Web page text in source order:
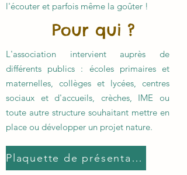
l'écouter et parfois même la goûter !
Pour qui ?
L'association intervient auprès de
différents publics : écoles primaires et
maternelles, collèges et lycées, centres
sociaux et d'accueils, crèches, IME ou
toute autre structure souhaitant mettre en
place ou développer un projet nature.
Plaquette de présentation